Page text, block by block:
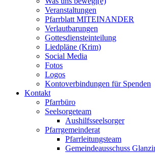
Veranstaltungen
Pfarrblatt MITEINANDER
Verlautbarungen
Gottesdiensteinteilung
Liedpläne (Krim)
Social Media
Fotos
Logos
Kontoverbindungen für Spenden
Kontakt
Pfarrbüro
Seelsorgeteam
Aushilfsseelsorger
Pfarrgemeinderat
Pfarrleitungsteam
Gemeindeausschuss